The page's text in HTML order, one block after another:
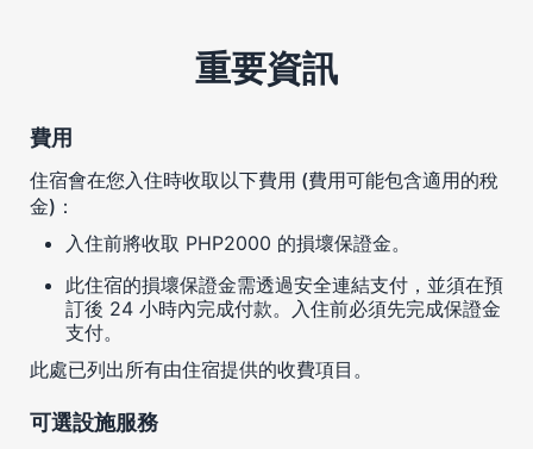
重要資訊
費用
住宿會在您入住時收取以下費用 (費用可能包含適用的稅
金)：
入住前將收取 PHP2000 的損壞保證金。
此住宿的損壞保證金需透過安全連結支付，並須在預
訂後 24 小時內完成付款。入住前必須先完成保證金
支付。
此處已列出所有由住宿提供的收費項目。
可選設施服務